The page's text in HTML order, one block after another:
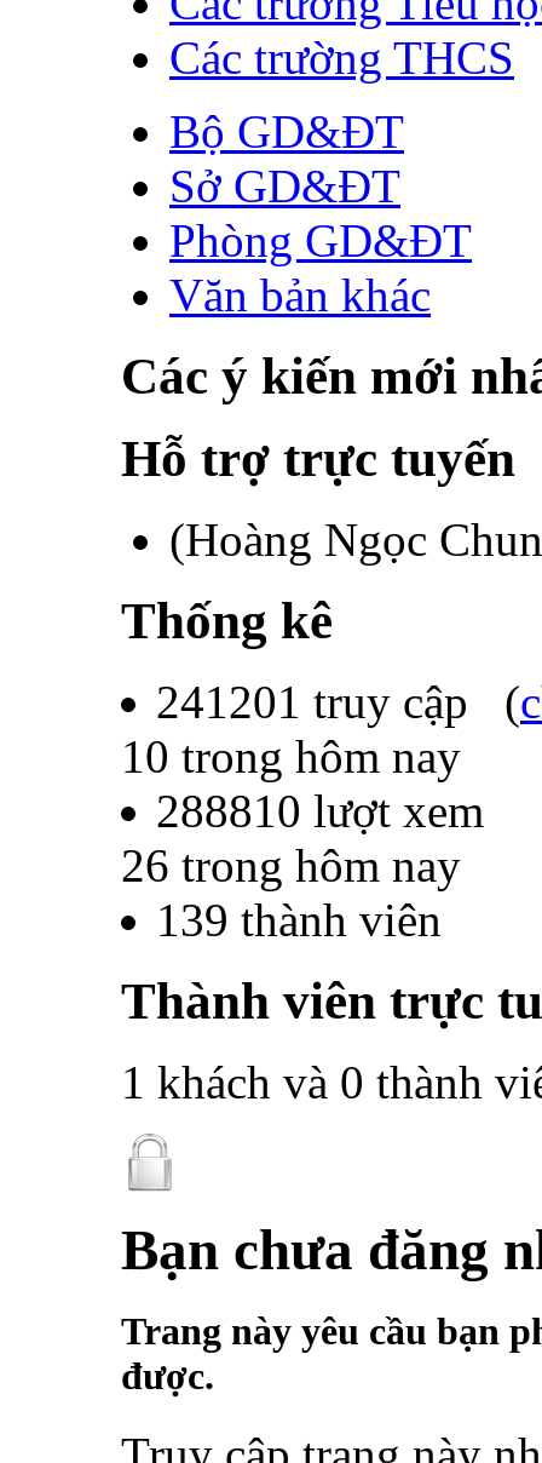
Các trường THCS
Bộ GD&ĐT
Sở GD&ĐT
Phòng GD&ĐT
Văn bản khác
Các ý kiến mới
Hỗ trợ trực tuyến
(Hoàng Ngọc
Thống kê
241201 truy cập (
10 trong hôm nay
288810 lượt xem
26 trong hôm nay
139 thành viên
Thành viên trực
1 khách và 0 thành
Bạn chưa đăng
Trang này yêu cầu bạn
được.